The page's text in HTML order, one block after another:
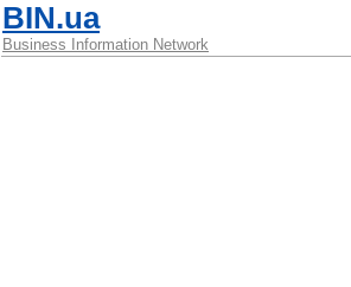
BIN.ua
Business Information Network